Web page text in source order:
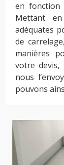
en fonction
Mettant
adéquates
de
manières
votre
nous
pouvons